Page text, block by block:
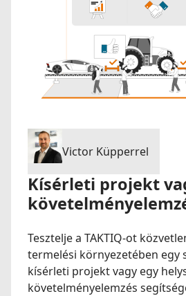
Victor Küpperrel
Kísérleti projekt
Tesztelje a TAKTIQ-ot
termelési környezetében egy
kísérleti projekt vagy egy
követelményelemzés